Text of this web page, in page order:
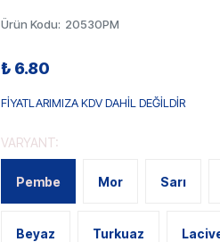
Ürün Kodu: 20530PM
₺ 6.80
FİYATLARIMIZA KDV DAHİL DEĞİLDİR
VARYANT:
Pembe Mor Sarı
Beyaz Turkuaz